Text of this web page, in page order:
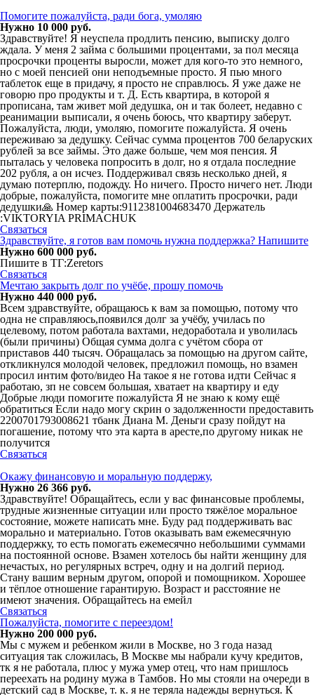
Помогите пожалуйста, ради бога, умоляю
Нужно 10 000 руб.
Здравствуйте! Я неуспела продлить пенсию, выписку долго
ждала. У меня 2 займа с большими процентами, за пол месяца
просрочки проценты выросли, может для кого-то это немного,
но с моей пенсией они неподъемные просто. Я пью много
таблеток еще в придачу, я просто не справлюсь. Я уже даже не
говорю про продукты и т. Д. Есть квартира, в которой я
прописана, там живет мой дедушка, он и так болеет, недавно с
реанимации выписали, я очень боюсь, что квартиру заберут.
Пожалуйста, люди, умоляю, помогите пожалуйста. Я очень
переживаю за дедушку. Сейчас сумма процентов 700 беларуских
рублей за все займы. Это даже больше, чем моя пенсия. Я
пыталась у человека попросить в долг, но я отдала последние
202 рубля, а он исчез. Поддерживал связь несколько дней, я
думаю потерплю, подожду. Но ничего. Просто ничего нет. Люди
добрые, пожалуйста, помогите мне оплатить просрочки, ради
дедушки🙏 Номер карты:9112381004683470 Держатель
:VIKTORYIA PRIMACHUK
Связаться
Здравствуйте, я готов вам помочь нужна поддержка? Напишите
Нужно 600 000 руб.
Пишите в ТГ:Zeretors
Связаться
Мечтаю закрыть долг по учёбе, прошу помочь
Нужно 440 000 руб.
Всем здравствуйте, обращаюсь к вам за помощью, потому что
одна не справляюсь,появился долг за учёбу, училась по
целевому, потом работала вахтами, недоработала и уволилась
(были причины) Общая сумма долга с учётом сбора от
приставов 440 тысяч. Обращалась за помощью на другом сайте,
откликнулся молодой человек, предложил помощь, но взамен
просил интим фото/видео На такое я не готова идти Сейчас я
работаю, зп не совсем большая, хватает на квартиру и еду
Добрые люди помогите пожалуйста Я не знаю к кому ещё
обратиться Если надо могу скрин о задолженности предоставить
2200701793008621 тбанк Диана М. Деньги сразу пойдут на
погашение, потому что эта карта в аресте,по другому никак не
получится
Связаться
Окажу финансовую и моральную поддержу,
Нужно 26 366 руб.
Здравствуйте! Обращайтесь, если у вас финансовые проблемы,
трудные жизненные ситуации или просто тяжёлое моральное
состояние, можете написать мне. Буду рад поддерживать вас
морально и материально. Готов оказывать вам ежемесячную
поддержку, то есть помогать ежемесячно небольшими суммами
на постоянной основе. Взамен хотелось бы найти женщину для
нечастых, но регулярных встреч, одну и на долгий период.
Стану вашим верным другом, опорой и помощником. Хорошее
и тёплое отношение гарантирую. Возраст и расстояние не
имеют значения. Обращайтесь на емейл
Связаться
Пожалуйста, помогите с переездом!
Нужно 200 000 руб.
Мы с мужем и ребенком жили в Москве, но 3 года назад
ситуация так сложилась, В Москве мы набрали кучу кредитов,
тк я не работала, плюс у мужа умер отец, что нам пришлось
переехать на родину мужа в Тамбов. Но мы стояли на очереди в
детский сад в Москве, т. к. я не теряла надежды вернуться. К